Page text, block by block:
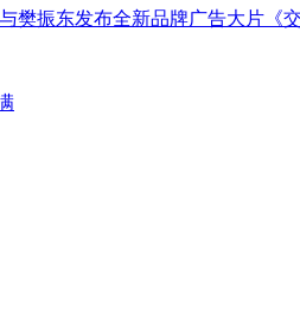
樊振东发布全新品牌广告大片《